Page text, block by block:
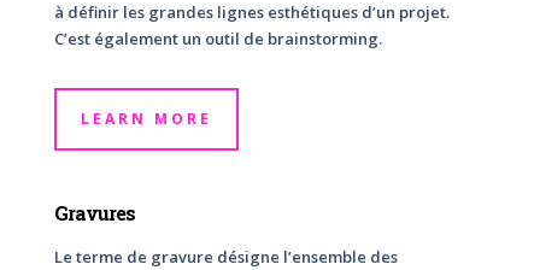
à définir les grandes lignes esthétiques d’un projet.
C’est également un outil de brainstorming.
LEARN MORE
Gravures
Le terme de gravure désigne l’ensemble des